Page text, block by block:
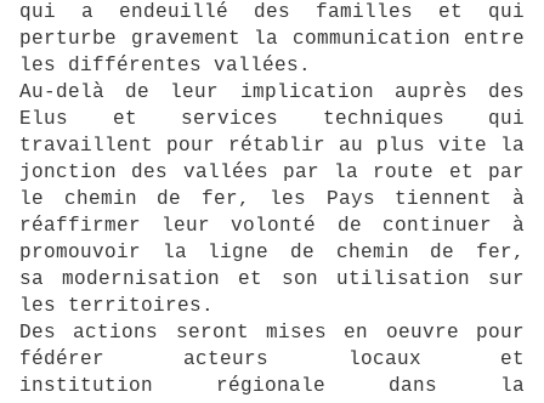
qui a endeuillé des familles et qui
perturbe gravement la communication entre
les différentes vallées.
Au-delà de leur implication auprès des
Elus et services techniques qui
travaillent pour
rétablir au plus vite la
jonction des vallées par la route et par
le chemin de fer, les Pays tiennent à
réaffirmer leur volonté de continuer à
promouvoir la ligne de chemin de fer,
samodernisation et son utilisation sur
les territoires.
Des actions seront mises en oeuvre pour
fédérer acteurs locaux et
institution
régionale dans la